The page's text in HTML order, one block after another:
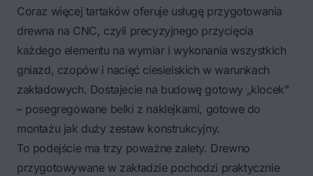
Coraz więcej tartaków oferuje usługę przygotowania
drewna na CNC, czyli precyzyjnego przycięcia
każdego elementu na wymiar i wykonania wszystkich
gniazd, czopów i nacięć ciesielskich w warunkach
zakładowych. Dostajecie na budowę gotowy „klocek"
– posegregowane belki z naklejkami, gotowe do
montażu jak duży zestaw konstrukcyjny.
To podejście ma trzy poważne zalety. Drewno
przygotowywane w zakładzie pochodzi praktycznie